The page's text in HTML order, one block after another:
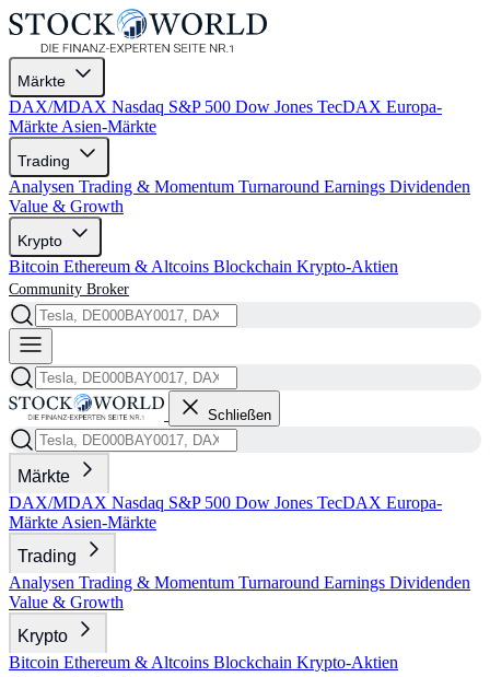
Märkte
DAX/MDAX Nasdaq S&P 500 Dow Jones TecDAX Europa-
Märkte Asien-Märkte
Trading
Analysen Trading & Momentum Turnaround Earnings Dividenden
Value & Growth
Krypto
Bitcoin Ethereum & Altcoins Blockchain Krypto-Aktien
Community Broker
Schließen
Märkte
DAX/MDAX Nasdaq S&P 500 Dow Jones TecDAX Europa-
Märkte Asien-Märkte
Trading
Analysen Trading & Momentum Turnaround Earnings Dividenden
Value & Growth
Krypto
Bitcoin Ethereum & Altcoins Blockchain Krypto-Aktien